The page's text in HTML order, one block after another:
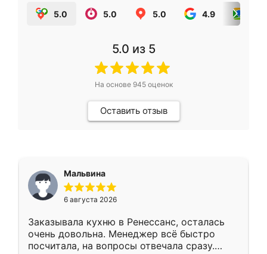
5.0 5.0 5.0 4.9
5.0 из 5
На основе 945оценок
Оставить отзыв
Мальвина
6 августа 2026
Заказывала кухню в Ренессанс, осталась
очень довольна. Менеджер всё быстро
посчитала, на вопросы отвечала сразу.